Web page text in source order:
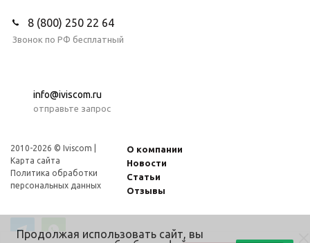
8 (800) 250 22 64
Звонок по РФ бесплатный
info@iviscom.ru
отправьте запрос
2010-2026 © Iviscom |
Карта сайта
Политика обработки
персональных данных
О компании
Новости
Статьи
Отзывы
Продолжая использовать сайт, вы